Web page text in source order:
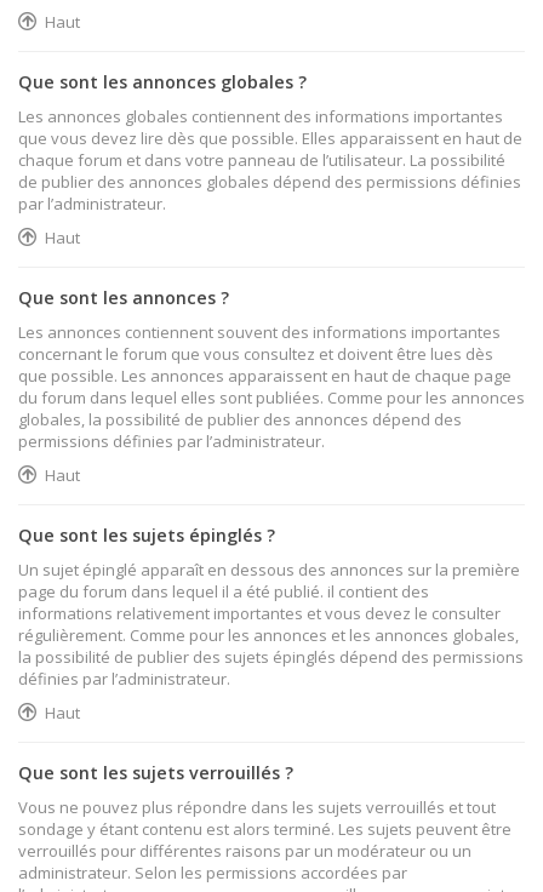
Haut
Que sont les annonces globales ?
Les annonces globales contiennent des informations importantes
que vous devez lire dès que possible. Elles apparaissent en haut de
chaque forum et dans votre panneau de l’utilisateur. La possibilité
de publier des annonces globales dépend des permissions définies
par l’administrateur.
Haut
Que sont les annonces ?
Les annonces contiennent souvent des informations importantes
concernant le forum que vous consultez et doivent être lues dès
que possible. Les annonces apparaissent en haut de chaque page
du forum dans lequel elles sont publiées. Comme pour les annonces
globales, la possibilité de publier des annonces dépend des
permissions définies par l’administrateur.
Haut
Que sont les sujets épinglés ?
Un sujet épinglé apparaît en dessous des annonces sur la première
page du forum dans lequel il a été publié. il contient des
informations relativement importantes et vous devez le consulter
régulièrement. Comme pour les annonces et les annonces globales,
la possibilité de publier des sujets épinglés dépend des permissions
définies par l’administrateur.
Haut
Que sont les sujets verrouillés ?
Vous ne pouvez plus répondre dans les sujets verrouillés et tout
sondage y étant contenu est alors terminé. Les sujets peuvent être
verrouillés pour différentes raisons par un modérateur ou un
administrateur. Selon les permissions accordées par